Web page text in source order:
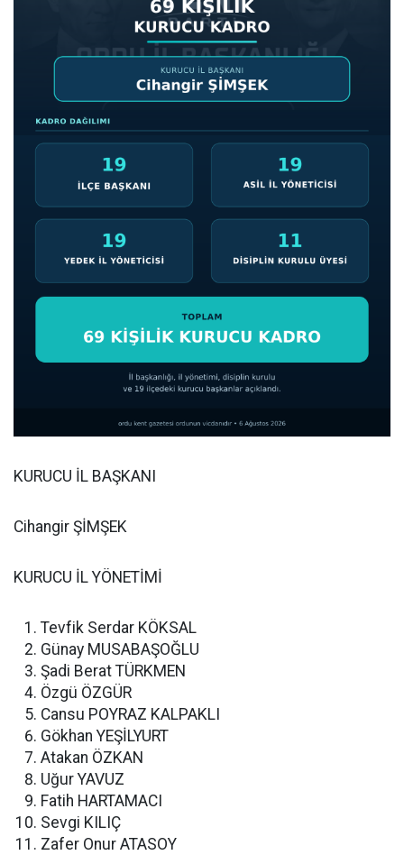
KURUCU İL BAŞKANI
Cihangir ŞİMŞEK
KURUCU İL YÖNETİMİ
Tevfik Serdar KÖKSAL
Günay MUSABAŞOĞLU
Şadi Berat TÜRKMEN
Özgü ÖZGÜR
Cansu POYRAZ KALPAKLI
Gökhan YEŞİLYURT
Atakan ÖZKAN
Uğur YAVUZ
Fatih HARTAMACI
Sevgi KILIÇ
Zafer Onur ATASOY